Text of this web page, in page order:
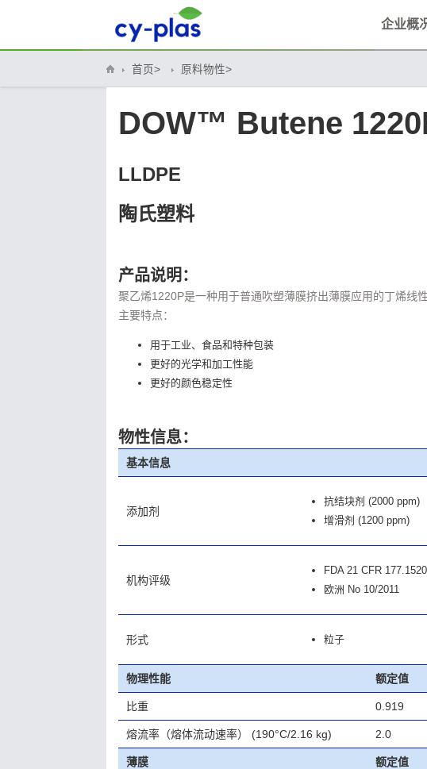
企业概
首页> 原料物性>
DOW™ Butene
LLDPE
陶氏塑料
产品说明：
聚乙烯1220P是一种用于普通吹塑薄膜挤出薄膜应用的丁烯线
主要特点：
用于工业、食品和特种包装
更好的光学和加工性能
更好的颜色稳定性
物性信息：
基本信息
添加剂
抗结块剂 (2000 ppm)
增滑剂 (1200 ppm)
机构评级
FDA 21 CFR
欧洲 No 10/2011
形式 粒子
物理性能 额定值
比重 0.919
熔流率（熔体流动速率） (190°C/2.16 kg) 2.0
薄膜 额定值